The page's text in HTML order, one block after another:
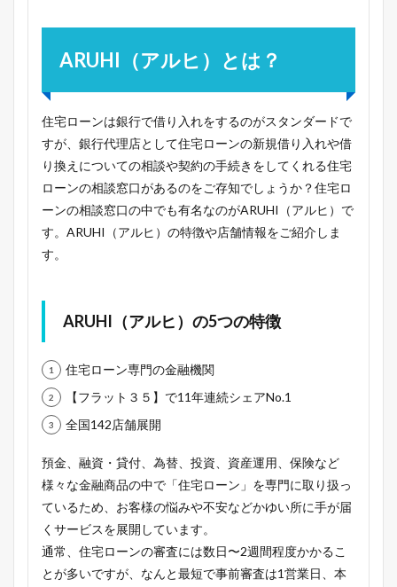
ARUHI（アルヒ）とは？
住宅ローンは銀行で借り入れをするのがスタンダードで
すが、銀行代理店として住宅ローンの新規借り入れや借
り換えについての相談や契約の手続きをしてくれる住宅
ローンの相談窓口があるのをご存知でしょうか？住宅ロ
ーンの相談窓口の中でも有名なのがARUHI（アルヒ）で
す。ARUHI（アルヒ）の特徴や店舗情報をご紹介しま
す。
ARUHI（アルヒ）の5つの特徴
住宅ローン専門の金融機関
【フラット３５】で11年連続シェアNo.1
全国142店舗展開
預金、融資・貸付、為替、投資、資産運用、保険など
様々な金融商品の中で「住宅ローン」を専門に取り扱っ
ているため、お客様の悩みや不安などかゆい所に手が届
くサービスを展開しています。
通常、住宅ローンの審査には数日〜2週間程度かかるこ
とが多いですが、なんと最短で事前審査は1営業日、本